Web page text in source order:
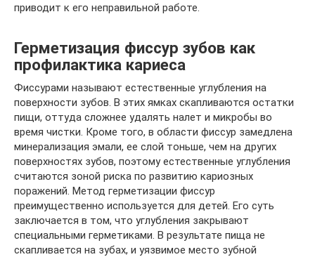
приводит к его неправильной работе.
Герметизация фиссур зубов как
профилактика кариеса
Фиссурами называют естественные углубления на
поверхности зубов. В этих ямках скапливаются остатки
пищи, оттуда сложнее удалять налет и микробы во
время чистки. Кроме того, в области фиссур замедлена
минерализация эмали, ее слой тоньше, чем на других
поверхностях зубов, поэтому естественные углубления
считаются зоной риска по развитию кариозных
поражений. Метод герметизации фиссур
преимущественно используется для детей. Его суть
заключается в том, что углубления закрывают
специальными герметиками. В результате пища не
скапливается на зубах, и уязвимое место зубной